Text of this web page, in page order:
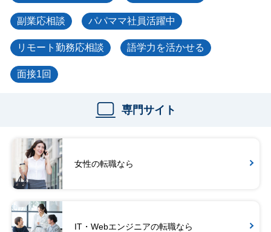
副業応相談 パパママ社員活躍中
リモート勤務応相談 語学力を活かせる
面接1回
専門サイト
女性の転職なら
IT・Webエンジニアの転職なら